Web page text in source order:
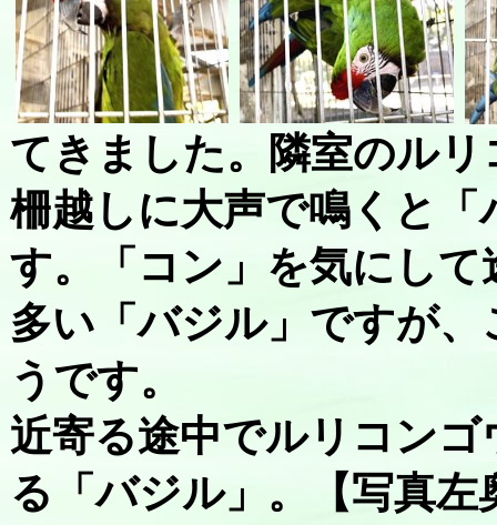
てきました。隣室のル
柵越しに大声で鳴くと
す。「コン」を気にし
多い「バジル」ですが
うです。
近寄る途中でルリコン
る「バジル」。【写真左